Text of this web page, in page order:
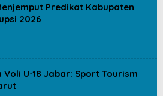
Predikat Kabupaten
2026
Voli U-18 Jabar: Sport Tourism